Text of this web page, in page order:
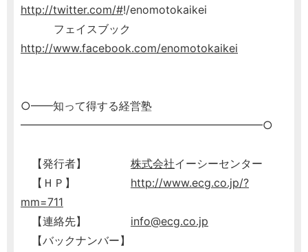
http://twitter.com/#!/enomotokaikei
フェイスブック
http://www.facebook.com/enomotokaikei
○━━知って得する経営塾
━━━━━━━━━━━━━━━━━━━━━━○
【発行者】 株式会社イーシーセンター
【ＨＰ】 http://www.ecg.co.jp/?
mm=711
【連絡先】 info@ecg.co.jp
【バックナンバー】